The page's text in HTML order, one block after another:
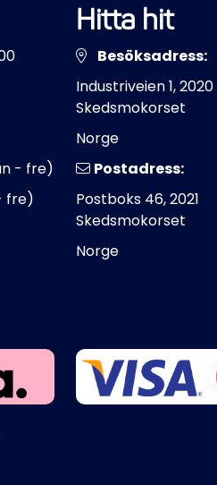
- fre)
fre)
Hitta hit
Besöksadress:
Industriveien 1, 2020
Skedsmokorset
Norge
Postadress:
Postboks 46, 2021
Skedsmokorset
Norge